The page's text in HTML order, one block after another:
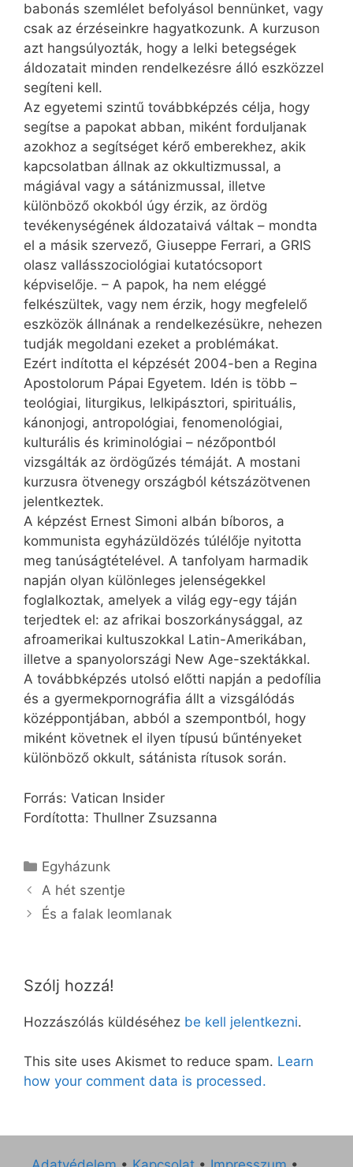
babonás szemlélet befolyásol bennünket, vagy
csak az érzéseinkre hagyatkozunk. A kurzuson
azt hangsúlyozták, hogy a lelki betegségek
áldozatait minden rendelkezésre álló eszközzel
segíteni kell.
Az egyetemi szintű továbbképzés célja, hogy
segítse a papokat abban, miként forduljanak
azokhoz a segítséget kérő emberekhez, akik
kapcsolatban állnak az okkultizmussal, a
mágiával vagy a sátánizmussal, illetve
különböző okokból úgy érzik, az ördög
tevékenységének áldozataivá váltak – mondta
el a másik szervező, Giuseppe Ferrari, a GRIS
olasz vallásszociológiai kutatócsoport
képviselője. – A papok, ha nem eléggé
felkészültek, vagy nem érzik, hogy megfelelő
eszközök állnának a rendelkezésükre, nehezen
tudják megoldani ezeket a problémákat.
Ezért indította el képzését 2004-ben a Regina
Apostolorum Pápai Egyetem. Idén is több –
teológiai, liturgikus, lelkipásztori, spirituális,
kánonjogi, antropológiai, fenomenológiai,
kulturális és kriminológiai – nézőpontból
vizsgálták az ördögűzés témáját. A mostani
kurzusra ötvenegy országból kétszázötvenen
jelentkeztek.
A képzést Ernest Simoni albán bíboros, a
kommunista egyházüldözés túlélője nyitotta
meg tanúságtételével. A tanfolyam harmadik
napján olyan különleges jelenségekkel
foglalkoztak, amelyek a világ egy-egy táján
terjedtek el: az afrikai boszorkánysággal, az
afroamerikai kultuszokkal Latin-Amerikában,
illetve a spanyolországi New Age-szektákkal.
A továbbképzés utolsó előtti napján a pedofília
és a gyermekpornográfia állt a vizsgálódás
középpontjában, abból a szempontból, hogy
miként követnek el ilyen típusú bűntényeket
különböző okkult, sátánista rítusok során.
Forrás: Vatican Insider
Fordította: Thullner Zsuzsanna
Kategória
Egyházunk
A hét szentje
És a falak leomlanak
Szólj hozzá!
Hozzászólás küldéséhez be kell jelentkezni.
This site uses Akismet to reduce spam. Learn
how your comment data is processed.